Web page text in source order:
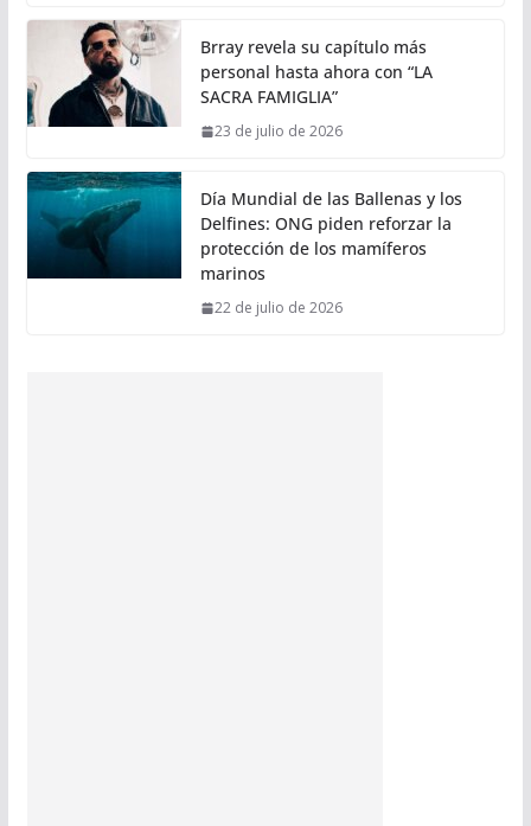
Brray revela su capítulo más
personal hasta ahora con “LA
SACRA FAMIGLIA”
23 de julio de 2026
Día Mundial de las Ballenas y los
Delfines: ONG piden reforzar la
protección de los mamíferos
marinos
22 de julio de 2026